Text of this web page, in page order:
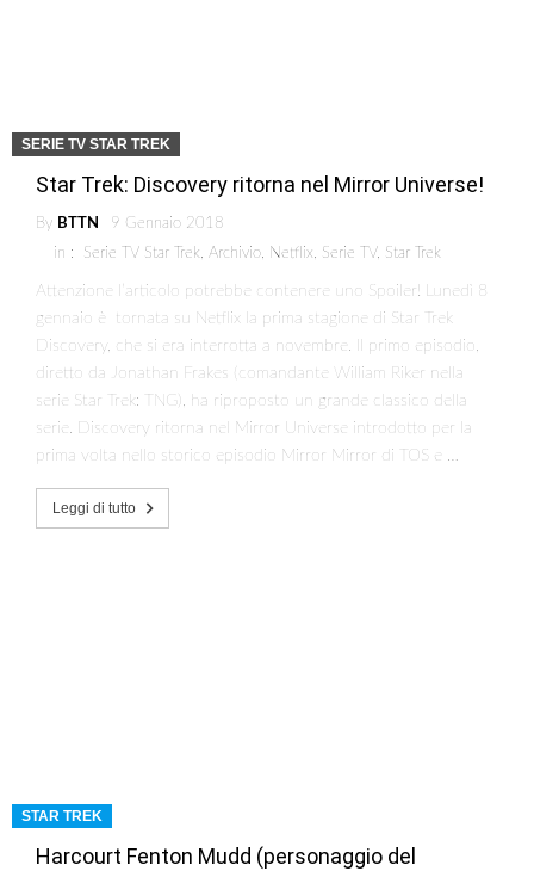
SERIE TV STAR TREK
Star Trek: Discovery ritorna nel Mirror Universe!
By BTTN
9 Gennaio 2018
in : Serie TV Star Trek Archivio Netflix Serie TV, Star Trek
Attenzione l’articolo potrebbe contenere uno Spoiler! Lunedì 8
gennaio è tornata su Netflix la prima stagione di Star Trek
Discovery, che si era interrotta a novembre. Il primo episodio,
diretto da Jonathan Frakes (comandante William Riker nella
serie Star Trek: TNG), ha riproposto un grande classico della
serie. Discovery ritorna nel Mirror Universe introdotto per la
prima volta nello storico episodio Mirror Mirror di TOS e …
Leggi di tutto
STAR TREK
Harcourt Fenton Mudd (personaggio del